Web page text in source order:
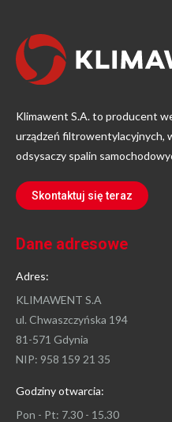
Klimawent S.A. to producent
urządzeń filtrowentylacyjnych,
odsysaczy spalin
Skontaktuj się teraz
Dane adresowe
Adres:
KLIMAWENT S.A
ul. Chwaszczyńska 194
81-571 Gdynia
NIP: 958 159 21 35
Godziny otwarcia:
Pon - Pt: 7.30 - 15.30